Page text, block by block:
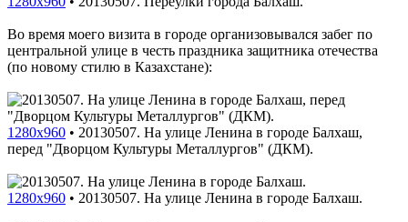
Во время моего визита в городе организовывался забег по
центральной улице в честь праздника защитника отечества
(по новому стилю в Казахстане):
1280x960 • 20130507. На улице Ленина в городе Балхаш,
перед "Дворцом Культуры Металлургов" (ДКМ).
1280x960 • 20130507. На улице Ленина в городе Балхаш.